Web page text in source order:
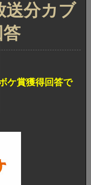
送分カブ
答
ケ賞獲得回答で